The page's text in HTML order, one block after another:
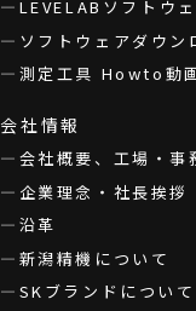
LEVELABソフトウ
ソフトウェアダウン
測定工具 Howto動
会社情報
会社概要、工場・事
企業理念・社長挨拶
沿革
新潟精機について
SKブランドについて